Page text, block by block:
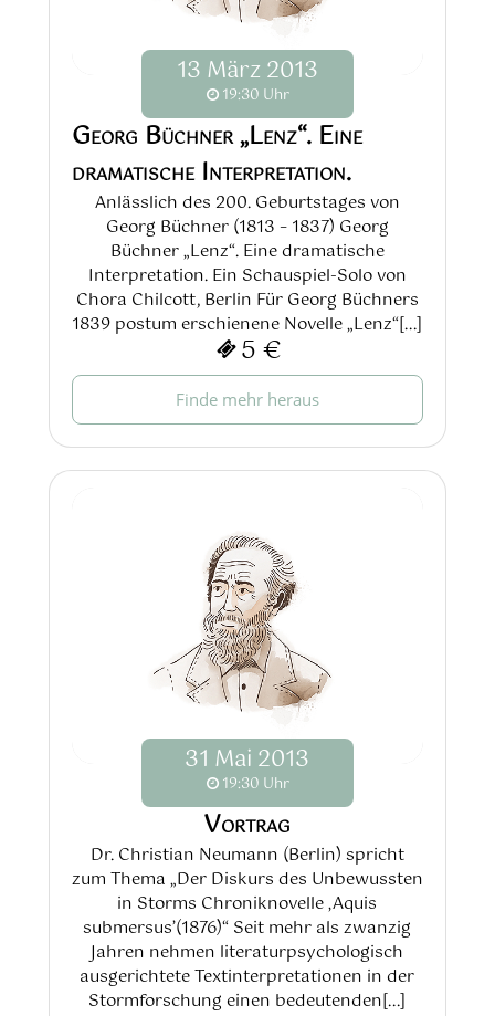
13 März 2013
19:30 Uhr
Georg Büchner „Lenz“. Eine
dramatische Interpretation.
Anlässlich des 200. Geburtstages von
Georg Büchner (1813 – 1837) Georg
Büchner „Lenz“. Eine dramatische
Interpretation. Ein Schauspiel-Solo von
Chora Chilcott, Berlin Für Georg Büchners
1839 postum erschienene Novelle „Lenz“[...]
5 €
Finde mehr heraus
31 Mai 2013
19:30 Uhr
Vortrag
Dr. Christian Neumann (Berlin) spricht
zum Thema „Der Diskurs des Unbewussten
in Storms Chroniknovelle ‚Aquis
submersus’(1876)“ Seit mehr als zwanzig
Jahren nehmen literaturpsychologisch
ausgerichtete Textinterpretationen in der
Stormforschung einen bedeutenden[...]